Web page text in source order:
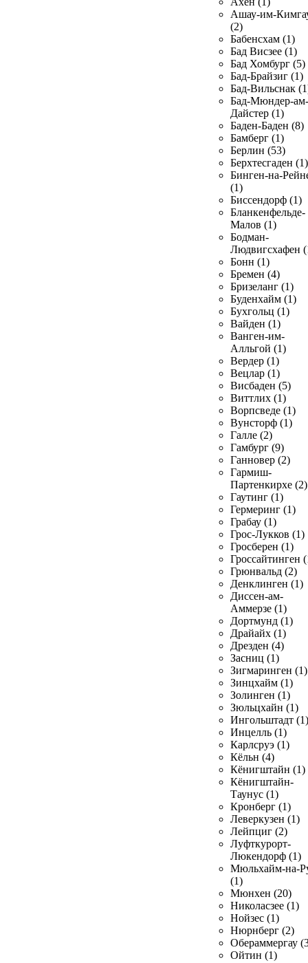
Ашау-им-
(2)
Бабенсхам (1)
Бад Висзее (1)
Бад Хомбург (5)
Бад-Брайзиг (1)
Бад-Вильснак
Бад-Мюндер-ам-
Дайстер (1)
Баден-Баден (8)
Бамберг (1)
Берлин (53)
Берхтесгаден (1)
Бинген-на-
(1)
Биссендорф (1)
Бланкенфельде-
Малов (1)
Бодман-
Людвигсхафен
Бонн (1)
Бремен (4)
Бризеланг (1)
Буденхайм (1)
Бухгольц (1)
Вайден (1)
Ванген-им-
Алльгой (1)
Вердер (1)
Вецлар (1)
Висбаден (5)
Виттлих (1)
Ворпсведе (1)
Вунсторф (1)
Галле (2)
Гамбург (9)
Ганновер (2)
Гармиш-
Партенкирхе (2)
Гаутинг (1)
Гермеринг (1)
Грабау (1)
Грос-Лукков (1)
Гросберен (1)
Гроссайтинген
Грюнвальд (2)
Денклинген (1)
Диссен-ам-
Аммерзе (1)
Дортмунд (1)
Драйайх (1)
Дрезден (4)
Засниц (1)
Зигмаринген (1)
Зинцхайм (1)
Золинген (1)
Зюльцхайн (1)
Ингольштадт (1)
Инцелль (1)
Карлсруэ (1)
Кёльн (4)
Кёнигштайн (1)
Кёнигштайн-
Таунус (1)
Кронберг (1)
Леверкузен (1)
Лейпциг (2)
Луфткурорт-
Люкендорф (1)
Мюльхайм-на-
(1)
Мюнхен (20)
Николасзее (1)
Нойзес (1)
Нюрнберг (2)
Обераммергау
Ойтин (1)